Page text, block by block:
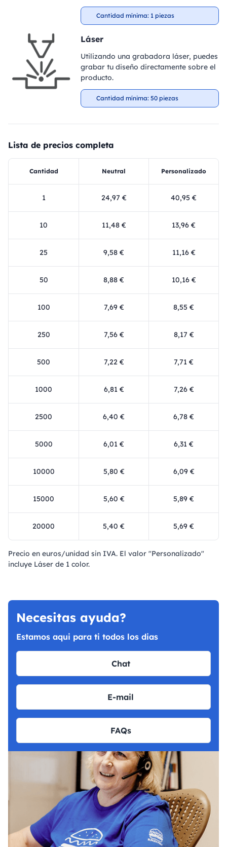
Cantidad mínima: 1 piezas
Láser
Utilizando una grabadora láser, puedes
grabar tu diseño directamente sobre el
producto.
Cantidad mínima: 50 piezas
Lista de precios completa
Cantidad Neutral Personalizado
1 24,97 € 40,95 €
10 11,48 € 13,96 €
25 9,58 € 11,16 €
50 8,88 € 10,16 €
100 7,69 € 8,55 €
250 7,56 € 8,17 €
500 7,22 € 7,71 €
1000 6,81 € 7,26 €
2500 6,40 € 6,78 €
5000 6,01 € 6,31 €
10000 5,80 € 6,09 €
15000 5,60 € 5,89 €
20000 5,40 € 5,69 €
Precio en euros/unidad sin IVA. El valor "Personalizado"
incluye Láser de 1 color.
Necesitas ayuda?
Estamos aqui para ti todos los dias
Chat
E-mail
FAQs